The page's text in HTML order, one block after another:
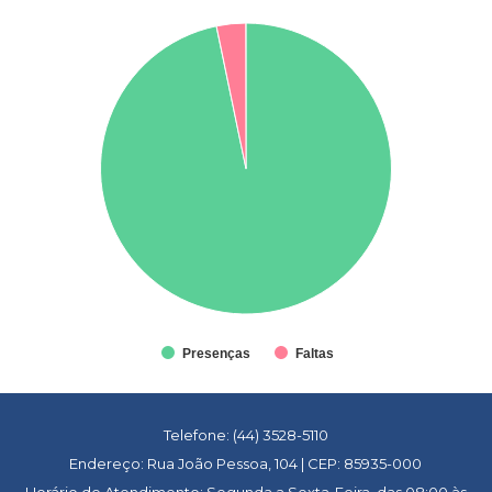
Presenças Faltas
Telefone: (44) 3528-5110
Endereço: Rua João Pessoa, 104 | CEP: 85935-000